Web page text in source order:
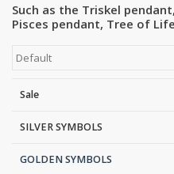
Blog
Such as the Triskel
Pisces pendant, Tree of
Sale
SILVER SYMBOLS
GOLDEN SYMBOLS